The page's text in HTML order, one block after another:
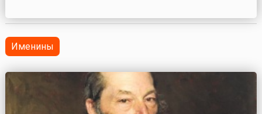
все свое им...
Именины